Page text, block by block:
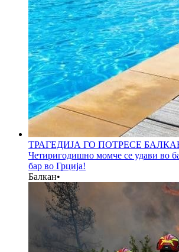
ТРАГЕДИЈА ГО ПОТРЕСЕ
Четиригодишно момче се удави во
бар во Грција!
Балкан•